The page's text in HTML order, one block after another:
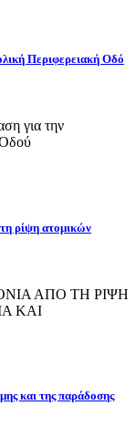
Περιφερειακή Οδό
για την
ρίψη ατομικών
ΑΠΟ ΤΗ ΡΙΨΗ
ΚΑΙ
και της παράδοσης